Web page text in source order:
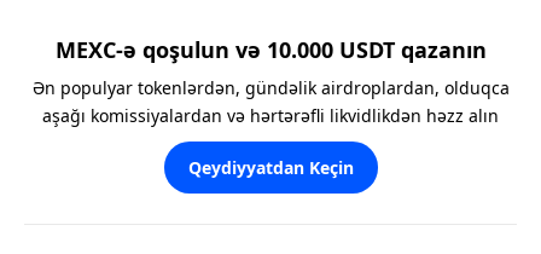
MEXC-ə qoşulun və 10.000 USDT qazanın
Ən populyar tokenlərdən, gündəlik airdroplardan, olduqca
aşağı komissiyalardan və hərtərəfli likvidlikdən həzz alın
Qeydiyyatdan Keçin